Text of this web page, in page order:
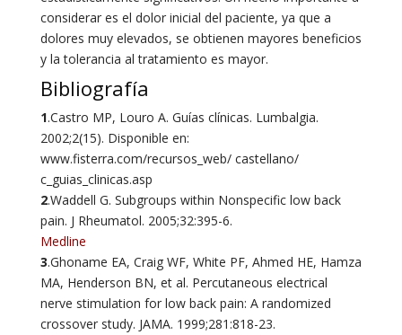
considerar es el dolor inicial del paciente, ya que a
dolores muy elevados, se obtienen mayores beneficios
y la tolerancia al tratamiento es mayor.
Bibliografía
1.Castro MP, Louro A. Guías clínicas. Lumbalgia.
2002;2(15). Disponible en:
www.fisterra.com/recursos_web/ castellano/
c_guias_clinicas.asp
2.Waddell G. Subgroups within Nonspecific low back
pain. J Rheumatol. 2005;32:395-6.
Medline
3.Ghoname EA, Craig WF, White PF, Ahmed HE, Hamza
MA, Henderson BN, et al. Percutaneous electrical
nerve stimulation for low back pain: A randomized
crossover study. JAMA. 1999;281:818-23.